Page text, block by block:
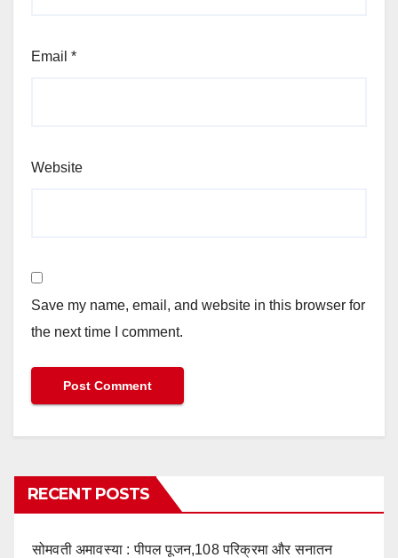
Email *
Website
Save my name, email, and website in this browser for
the next time I comment.
RECENT POSTS
सोमवती अमावस्या : पीपल पूजन,108 परिक्रमा और सनातन